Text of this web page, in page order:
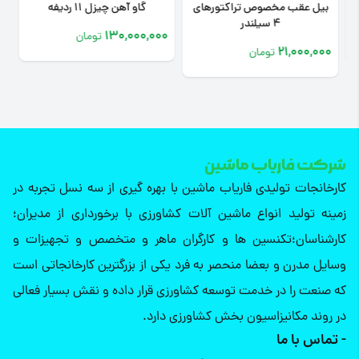
بیل عقب مخصوص تراکتورهای
4 سیلندر
21,000,000 تومان
گاو آهن چیزل 11 ردیفه
130,000,000 تومان
شرکت فاریاب ماشین
کارخانجات تولیدی فاریاب ماشین با بهره گیری از سه نسل تجربه در
زمینه تولید انواع ماشین آلات کشاورزی با برخورداری از مدیران؛
کارشناسان؛تکنسین ها و کارگران ماهر و متخصص و تجهیزات و
وسایل مدرن و بعضا منحصر به فرد یکی از بزرگترین کارخانجاتی است
که صنعت را در خدمت توسعه کشاورزی قرار داده و نقش بسیار فعالی
در روند مکانیزاسیون بخش کشاورزی دارد.
- تماس با ما